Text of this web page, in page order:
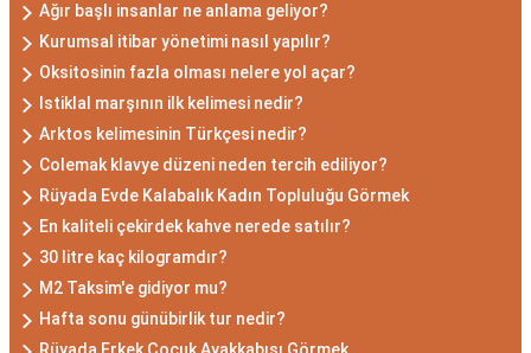
Ağır başlı insanlar ne anlama geliyor?
Kurumsal itibar yönetimi nasıl yapılır?
Oksitosinin fazla olması nelere yol açar?
Istiklal marşının ilk kelimesi nedir?
Arktos kelimesinin Türkçesi nedir?
Colemak klavye düzeni neden tercih ediliyor?
Rüyada Evde Kalabalık Kadın Topluluğu Görmek
En kaliteli çekirdek kahve nerede satılır?
30 litre kaç kilogramdır?
M2 Taksim'e gidiyor mu?
Hafta sonu günübirlik tur nedir?